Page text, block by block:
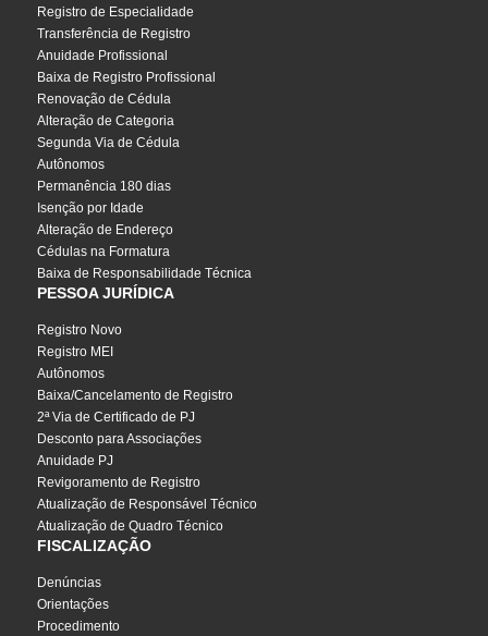
Registro de Especialidade
Transferência de Registro
Anuidade Profissional
Baixa de Registro Profissional
Renovação de Cédula
Alteração de Categoria
Segunda Via de Cédula
Autônomos
Permanência 180 dias
Isenção por Idade
Alteração de Endereço
Cédulas na Formatura
Baixa de Responsabilidade Técnica
PESSOA JURÍDICA
Registro Novo
Registro MEI
Autônomos
Baixa/Cancelamento de Registro
2ª Via de Certificado de PJ
Desconto para Associações
Anuidade PJ
Revigoramento de Registro
Atualização de Responsável Técnico
Atualização de Quadro Técnico
FISCALIZAÇÃO
Denúncias
Orientações
Procedimento